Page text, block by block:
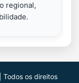
regional,
| Todos os direitos